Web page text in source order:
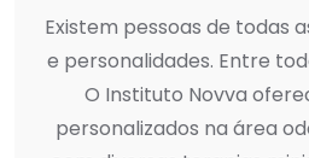
Existem pessoas de todas
e personalidades. Entre
O Instituto Novva
personalizados na área